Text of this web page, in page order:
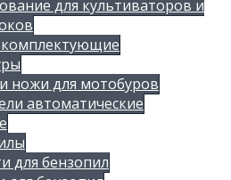
для культиваторов и
ножи для мотобуров
автоматические
для бензопил